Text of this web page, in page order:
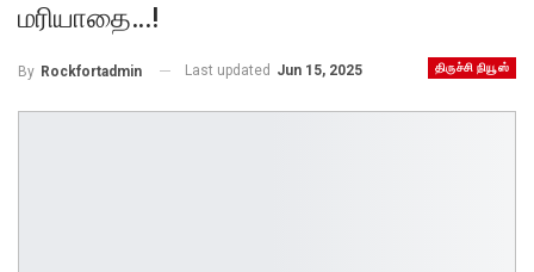
மரியாதை…!
திருச்சி நியூஸ்
By Rockfortadmin Last updated Jun 15, 2025